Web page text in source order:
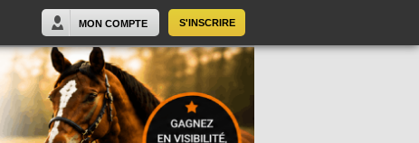
S'INSCRIRE
MON COMPTE